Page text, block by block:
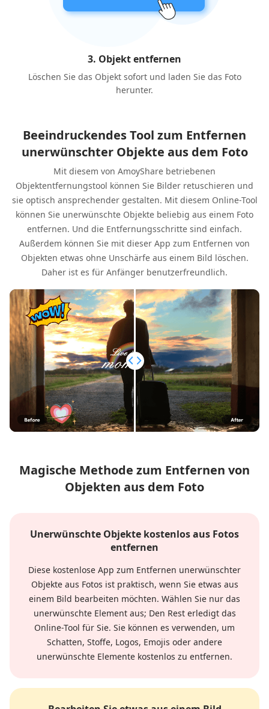
3. Objekt entfernen
Löschen Sie das Objekt sofort und laden Sie das Foto
herunter.
Beeindruckendes Tool zum Entfernen
unerwünschter Objekte aus dem Foto
Mit diesem von AmoyShare betriebenen
Objektentfernungstool können Sie Bilder retuschieren und
sie optisch ansprechender gestalten. Mit diesem Online-Tool
können Sie unerwünschte Objekte beliebig aus einem Foto
entfernen. Und die Entfernungsschritte sind einfach.
Außerdem können Sie mit dieser App zum Entfernen von
Objekten etwas ohne Unschärfe aus einem Bild löschen.
Daher ist es für Anfänger benutzerfreundlich.
Magische Methode zum Entfernen von
Objekten aus dem Foto
Unerwünschte Objekte kostenlos aus Fotos
entfernen
Diese kostenlose App zum Entfernen unerwünschter
Objekte aus Fotos ist praktisch, wenn Sie etwas aus
einem Bild bearbeiten möchten. Wählen Sie nur das
unerwünschte Element aus; Den Rest erledigt das
Online-Tool für Sie. Sie können es verwenden, um
Schatten, Stoffe, Logos, Emojis oder andere
unerwünschte Elemente kostenlos zu entfernen.